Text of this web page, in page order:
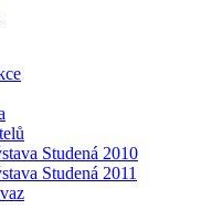
Studená 2010
Studená 2011